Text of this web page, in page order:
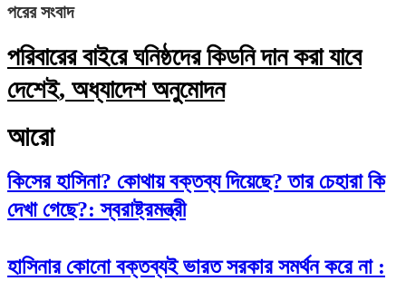
পরের সংবাদ
পরিবারের বাইরে ঘনিষ্ঠদের কিডনি দান করা যাবে
দেশেই, অধ্যাদেশ অনুমোদন
আরো
কিসের হাসিনা? কোথায় বক্তব্য দিয়েছে? তার চেহারা কি
দেখা গেছে?: স্বরাষ্ট্রমন্ত্রী
হাসিনার কোনো বক্তব্যই ভারত সরকার সমর্থন করে না :